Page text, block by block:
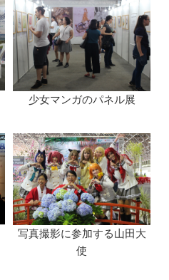
少女マンガのパネル展
写真撮影に参加する山田大
使